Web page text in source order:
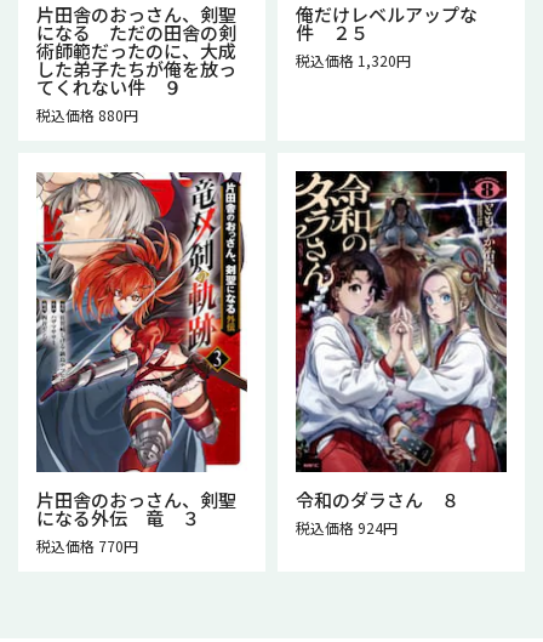
片田舎のおっさん、剣聖
になる ただの田舎の剣
術師範だったのに、大成
した弟子たちが俺を放っ
てくれない件 ９
税込価格 880円
俺だけレベルアップな
件 ２５
税込価格 1,320円
片田舎のおっさん、剣聖
になる外伝 竜 ３
税込価格 770円
令和のダラさん ８
税込価格 924円